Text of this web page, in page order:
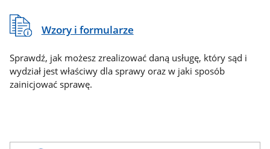
Wzory i formularze
Sprawdź, jak możesz zrealizować daną usługę, który sąd i
wydział jest właściwy dla sprawy oraz w jaki sposób
zainicjować sprawę.